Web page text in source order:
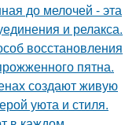
до мелочей - эта
и релакса.
восстановления
пятна.
создают живую
уюта и стиля.